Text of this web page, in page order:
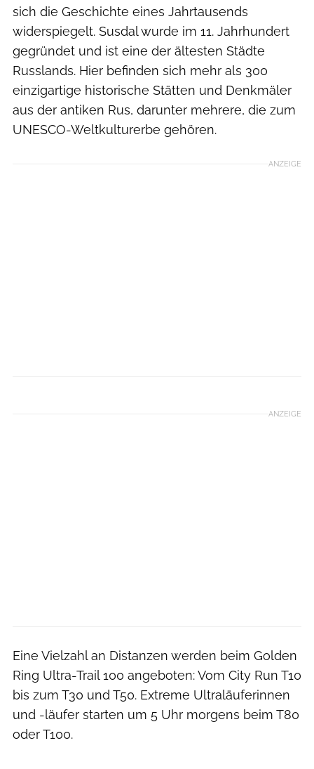
sich die Geschichte eines Jahrtausends
widerspiegelt. Susdal wurde im 11. Jahrhundert
gegründet und ist eine der ältesten Städte
Russlands. Hier befinden sich mehr als 300
einzigartige historische Stätten und Denkmäler
aus der antiken Rus, darunter mehrere, die zum
UNESCO-Weltkulturerbe gehören.
ANZEIGE
ANZEIGE
Eine Vielzahl an Distanzen werden beim Golden
Ring Ultra-Trail 100 angeboten: Vom City Run T10
bis zum T30 und T50. Extreme Ultraläuferinnen
und -läufer starten um 5 Uhr morgens beim T80
oder T100.